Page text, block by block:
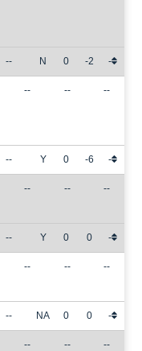
-- N 0 -2 -
-- -- --
-- Y 0 -6 -
-- -- --
-- Y 0 0 -
-- -- --
-- NA 0 0 -
-- -- --